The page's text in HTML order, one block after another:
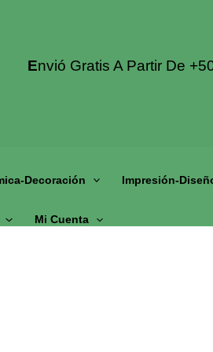
ENvió Gratis A Partir De
Decoración Impresión-
Mi Cuenta